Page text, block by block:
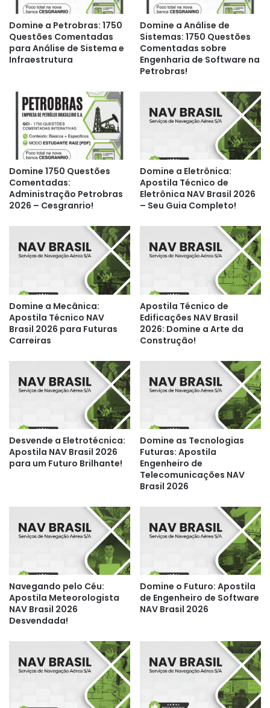
Domine a Petrobras: 1750
Questões Comentadas
para Análise de Sistema e
Infraestrutura
Domine a Análise de
Sistemas: 1750 Questões
Comentadas sobre
Engenharia de Software na
Petrobras!
Domine 1750 Questões
Comentadas:
Administração Petrobras
2026 – Cesgranrio!
Domine a Eletrônica:
Apostila Técnico de
Eletrônica NAV Brasil 2026
– Seu Guia Completo!
Domine a Mecânica:
Apostila Técnico NAV
Brasil 2026 para Futuras
Carreiras
Apostila Técnico de
Edificações NAV Brasil
2026: Domine a Arte da
Construção!
Desvende a Eletrotécnica:
Apostila NAV Brasil 2026
para um Futuro Brilhante!
Domine as Tecnologias
Futuras: Apostila
Engenheiro de
Telecomunicações NAV
Brasil 2026
Navegando pelo Céu:
Apostila Meteorologista
NAV Brasil 2026
Desvendada!
Domine o Futuro: Apostila
de Engenheiro de Software
NAV Brasil 2026